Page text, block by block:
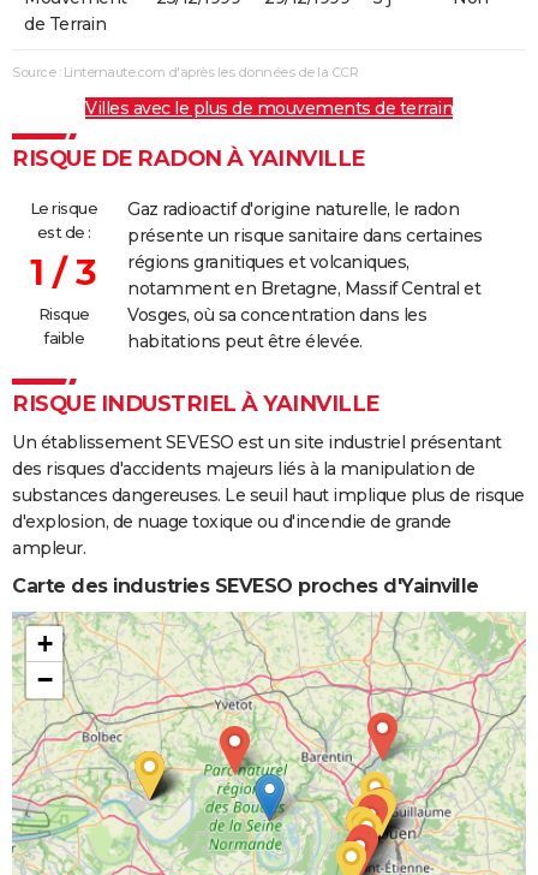
de Terrain
Source : Linternaute.com d'après les données de la CCR
Villes avec le plus de mouvements de terrain
RISQUE DE RADON À YAINVILLE
Le risque
est de :
1 / 3
Risque
faible
Gaz radioactif d'origine naturelle, le radon
présente un risque sanitaire dans certaines
régions granitiques et volcaniques,
notamment en Bretagne, Massif Central et
Vosges, où sa concentration dans les
habitations peut être élevée.
RISQUE INDUSTRIEL À YAINVILLE
Un établissement SEVESO est un site industriel présentant
des risques d'accidents majeurs liés à la manipulation de
substances dangereuses. Le seuil haut implique plus de risque
d'explosion, de nuage toxique ou d'incendie de grande
ampleur.
Carte des industries SEVESO proches d'Yainville
+
−